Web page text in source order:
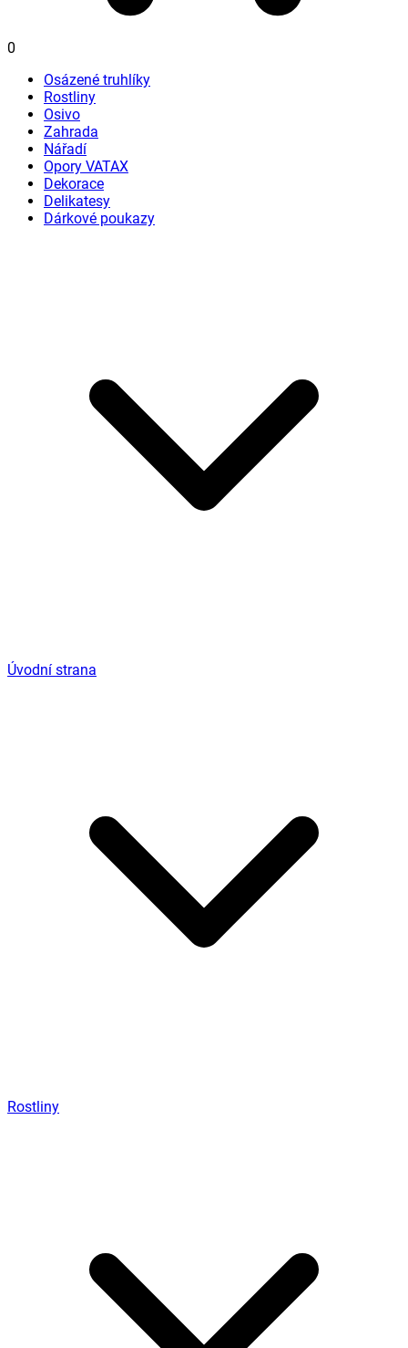
0
Osázené truhlíky
Rostliny
Osivo
Zahrada
Nářadí
Opory VATAX
Dekorace
Delikatesy
Dárkové poukazy
Úvodní strana
Rostliny